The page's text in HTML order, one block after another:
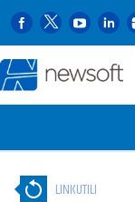
LINKUTILI